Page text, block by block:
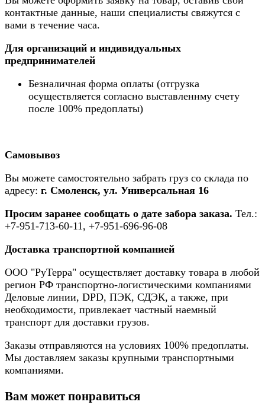
контактные данные, наши специалисты свяжутся с
вами в течение часа.
Для организаций и индивидуальных
предпринимателей
Безналичная форма оплаты (отгрузка
осуществляется согласно выставленнму счету
после 100% предоплаты)
Самовывоз
Вы можете самостоятельно забрать груз со склада по
адресу: г. Смоленск, ул. Универсальная 16
Просим заранее сообщать о дате забора заказа. Тел.:
+7-951-713-60-11, +7-951-696-96-08
Доставка транспортной компанией
ООО "РуТерра" осуществляет доставку товара в любой
регион РФ транспортно-логистическими компаниями
Деловые линии, DPD, ПЭК, СДЭК, а также, при
необходимости, привлекает частный наемный
транспорт для доставки грузов.
Заказы отправляются на условиях 100% предоплаты.
Мы доставляем заказы крупными транспортными
компаниями.
Вам может понравиться